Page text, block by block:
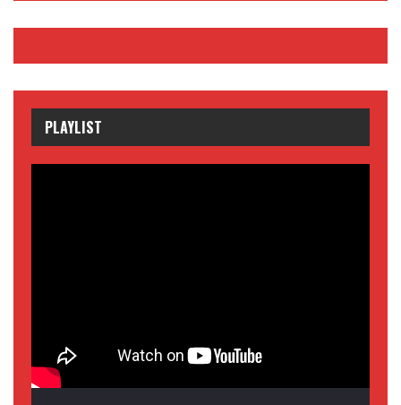
PLAYLIST